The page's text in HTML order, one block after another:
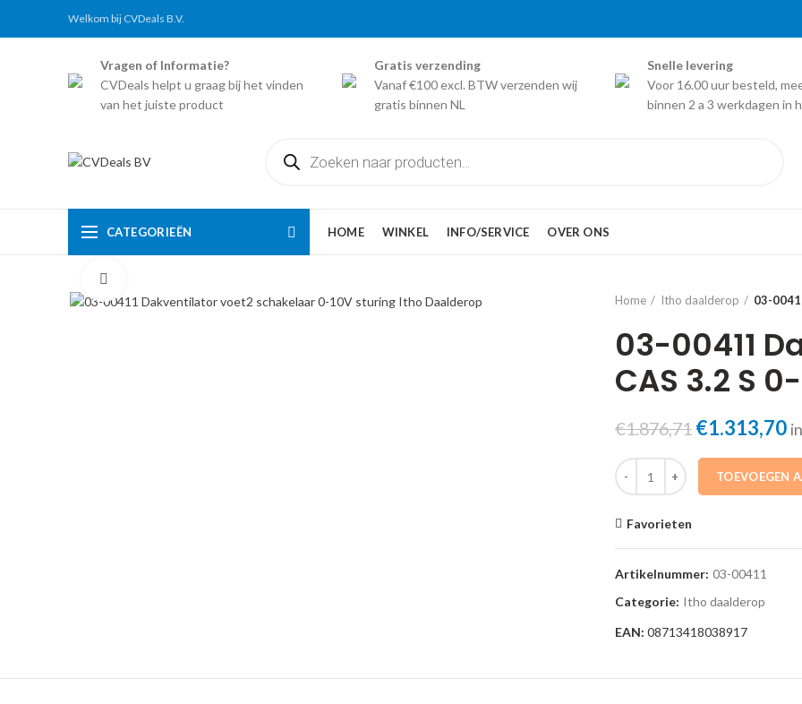
Welkom bij CVDeals B.V.
Vragen of Informatie?
CVDeals helpt u graag bij het vinden
van het juiste product
Gratis verzending
Vanaf €100 excl. BTW verzenden wij
gratis binnen NL
Snelle levering
Voor 16.00 uur besteld,
binnen 2 a 3 werkdagen in
zoeken
CATEGORIEËN HOME WINKEL INFO/SERVICE OVER ONS
Home
Itho daalderop 03-
03-00411
CAS 3.2 S
€1.876,71
was:
€1.876,71.
€1.313,70
03-00411 Dakventilator CAS 3.2
TOEVOEGEN
Favorieten
Artikelnummer: 03-00411
Categorie: Itho daalderop
EAN: 08713418038917